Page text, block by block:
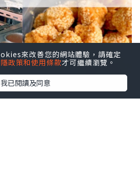
來改善您的網站體驗，請確定
政策和使用條款才可繼續瀏覽。
我已閱讀及同意